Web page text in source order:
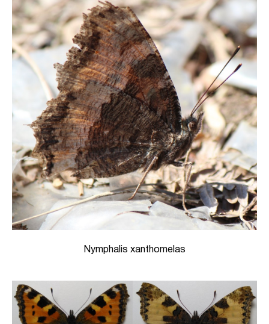
Nymphalis xanthomelas